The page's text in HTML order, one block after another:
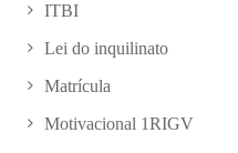
ITBI
Lei do inquilinato
Matrícula
Motivacional 1RIGV